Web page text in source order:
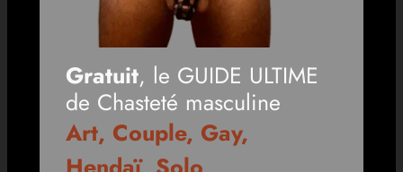
Gratuit, le GUIDE ULTIME
de Chasteté masculine
Art, Couple, Gay,